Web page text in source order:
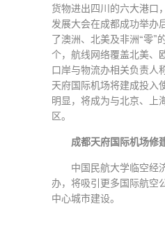
货物进出四川的六大港口
发展大会在成都成功举办
了澳洲、北美及非洲“零”
个，航线网络覆盖北美、
口岸与物流办相关负责人
天府国际机场将建成投入
明显，将成为与北京、上
区。
成都天府国际机场修
中国民航大学临空经
办，将吸引更多国际航空
中心城市建设。